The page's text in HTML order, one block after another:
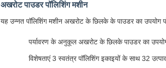
अखरोट पाउडर पॉलिशिंग मशीन
यह उन्नत पॉलिशिंग मशीन अखरोट के छिलके के पाउडर का उपयोग
पर्यावरण के अनुकूल अखरोट के छिलके पाउडर का उपयोग
विशेषताएं 3 स्वतंत्र पॉलिशिंग इकाइयों के साथ 32